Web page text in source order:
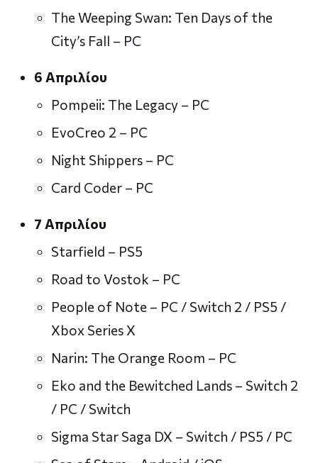
The Weeping Swan: Ten Days of the
City’s Fall – PC
6 Απριλίου
Pompeii: The Legacy – PC
EvoCreo 2 – PC
Night Shippers – PC
Card Coder – PC
7 Απριλίου
Starfield – PS5
Road to Vostok – PC
People of Note – PC / Switch 2 / PS5 /
Xbox Series X
Narin: The Orange Room – PC
Eko and the Bewitched Lands – Switch 2
/ PC / Switch
Sigma Star Saga DX – Switch / PS5 / PC